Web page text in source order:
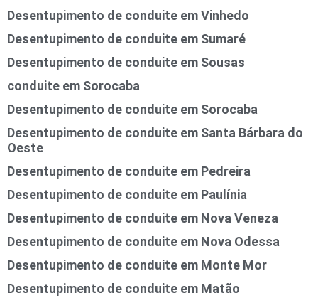
Desentupimento de conduite em Vinhedo
Desentupimento de conduite em Sumaré
Desentupimento de conduite em Sousas
conduite em Sorocaba
Desentupimento de conduite em Sorocaba
Desentupimento de conduite em Santa Bárbara do
Oeste
Desentupimento de conduite em Pedreira
Desentupimento de conduite em Paulínia
Desentupimento de conduite em Nova Veneza
Desentupimento de conduite em Nova Odessa
Desentupimento de conduite em Monte Mor
Desentupimento de conduite em Matão